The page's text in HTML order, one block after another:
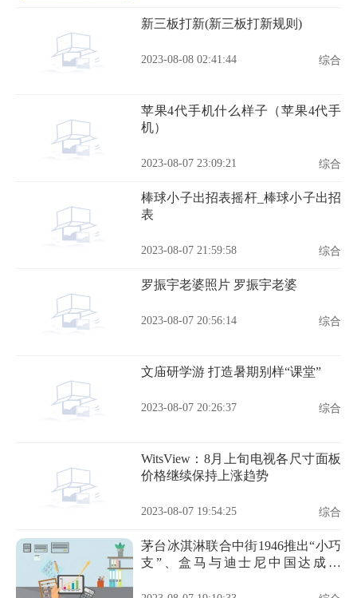
新三板打新(新三板打新规则)
2023-08-08 02:41:44 综合
苹果4代手机什么样子（苹果4代手
机）
2023-08-07 23:09:21 综合
棒球小子出招表摇杆_棒球小子出招
表
2023-08-07 21:59:58 综合
罗振宇老婆照片 罗振宇老婆
2023-08-07 20:56:14 综合
文庙研学游 打造暑期别样“课堂”
2023-08-07 20:26:37 综合
WitsView：8月上旬电视各尺寸面板
价格继续保持上涨趋势
2023-08-07 19:54:25 综合
茅台冰淇淋联合中街1946推出“小巧
支”、盒马与迪士尼中国达成合